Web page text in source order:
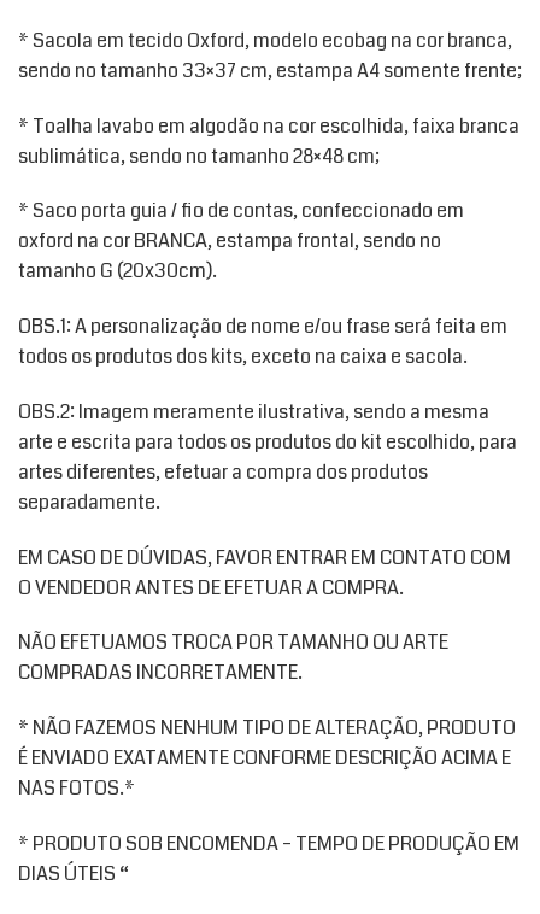
* Sacola em tecido Oxford, modelo ecobag na cor branca,
sendo no tamanho 33×37 cm, estampa A4 somente frente;
* Toalha lavabo em algodão na cor escolhida, faixa branca
sublimática, sendo no tamanho 28×48 cm;
* Saco porta guia / fio de contas, confeccionado em
oxford na cor BRANCA, estampa frontal, sendo no
tamanho G (20x30cm).
OBS.1: A personalização de nome e/ou frase será feita em
todos os produtos dos kits, exceto na caixa e sacola.
OBS.2: Imagem meramente ilustrativa, sendo a mesma
arte e escrita para todos os produtos do kit escolhido, para
artes diferentes, efetuar a compra dos produtos
separadamente.
EM CASO DE DÚVIDAS, FAVOR ENTRAR EM CONTATO COM
O VENDEDOR ANTES DE EFETUAR A COMPRA.
NÃO EFETUAMOS TROCA POR TAMANHO OU ARTE
COMPRADAS INCORRETAMENTE.
* NÃO FAZEMOS NENHUM TIPO DE ALTERAÇÃO, PRODUTO
É ENVIADO EXATAMENTE CONFORME DESCRIÇÃO ACIMA E
NAS FOTOS.*
* PRODUTO SOB ENCOMENDA – TEMPO DE PRODUÇÃO EM
DIAS ÚTEIS “